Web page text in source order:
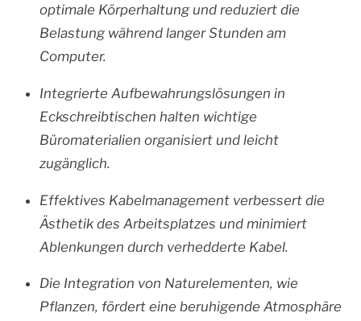
optimale Körperhaltung und reduziert die
Belastung während langer Stunden am
Computer.
Integrierte Aufbewahrungslösungen in
Eckschreibtischen halten wichtige
Büromaterialien organisiert und leicht
zugänglich.
Effektives Kabelmanagement verbessert die
Ästhetik des Arbeitsplatzes und minimiert
Ablenkungen durch verhedderte Kabel.
Die Integration von Naturelementen, wie
Pflanzen, fördert eine beruhigende Atmosphäre